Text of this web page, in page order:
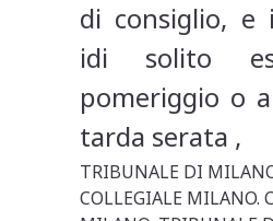
di consiglio, e
idi solito
pomeriggio o
tarda serata ,
TRIBUNALE DI
COLLEGIALE MILANO.